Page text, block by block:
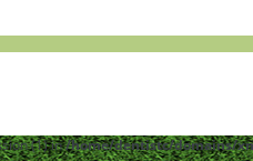
(1) in/home/dentistc/domains/